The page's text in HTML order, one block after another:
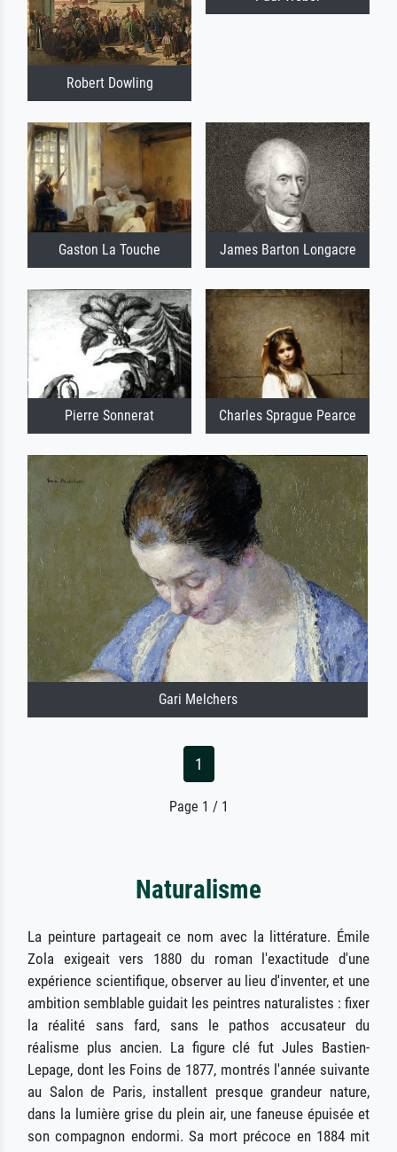
Robert Dowling
Gaston La Touche James Barton Longacre
Pierre Sonnerat Charles Sprague Pearce
Gari Melchers
1
Page 1 / 1
Naturalisme
La peinture partageait ce nom avec la littérature. Émile
Zola exigeait vers 1880 du roman l'exactitude d'une
expérience scientifique, observer au lieu d'inventer, et une
ambition semblable guidait les peintres naturalistes : fixer
la réalité sans fard, sans le pathos accusateur du
réalisme plus ancien. La figure clé fut Jules Bastien-
Lepage, dont les Foins de 1877, montrés l'année suivante
au Salon de Paris, installent presque grandeur nature,
dans la lumière grise du plein air, une faneuse épuisée et
son compagnon endormi. Sa mort précoce en 1884 mit